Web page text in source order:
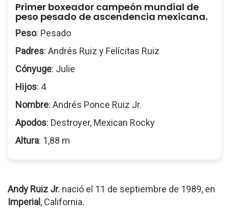
Primer boxeador campeón mundial de
peso pesado de ascendencia mexicana.
Peso: Pesado
Padres: Andrés Ruiz y Felícitas Ruiz
Cónyuge: Julie
Hijos: 4
Nombre: Andrés Ponce Ruiz Jr.
Apodos: Destroyer, Mexican Rocky
Altura: 1,88 m
Andy Ruiz Jr. nació el 11 de septiembre de 1989, en
Imperial , California.